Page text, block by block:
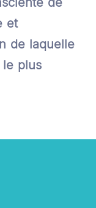
et
de laquelle
le plus